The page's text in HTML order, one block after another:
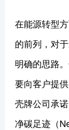
在能源转型
的前列，对
明确的思路
要向客户提
壳牌公司承
净碳足迹（